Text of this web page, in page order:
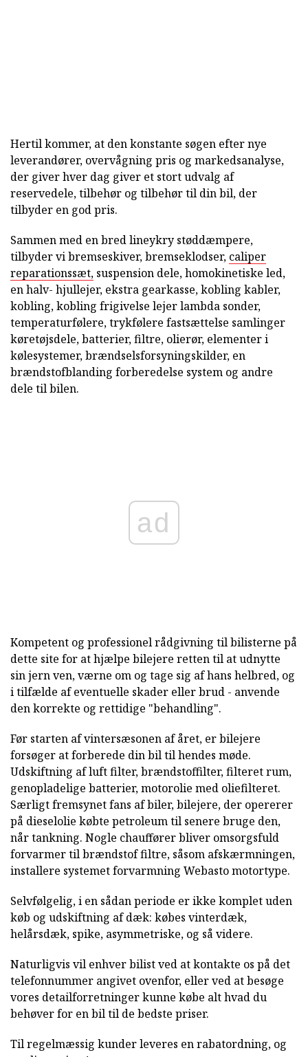
Hertil kommer, at den konstante søgen efter nye
leverandører, overvågning pris og markedsanalyse,
der giver hver dag giver et stort udvalg af
reservedele, tilbehør og tilbehør til din bil, der
tilbyder en god pris.
Sammen med en bred lineykry støddæmpere,
tilbyder vi bremseskiver, bremseklodser, caliper
reparationssæt, suspension dele, homokinetiske led,
en halv- hjullejer, ekstra gearkasse, kobling kabler,
kobling, kobling frigivelse lejer lambda sonder,
temperaturfølere, trykfølere fastsættelse samlinger
køretøjsdele, batterier, filtre, olierør, elementer i
kølesystemer, brændselsforsyningskilder, en
brændstofblanding forberedelse system og andre
dele til bilen.
ad
Kompetent og professionel rådgivning til bilisterne på
dette site for at hjælpe bilejere retten til at udnytte
sin jern ven, værne om og tage sig af hans helbred, og
i tilfælde af eventuelle skader eller brud - anvende
den korrekte og rettidige "behandling".
Før starten af vintersæsonen af året, er bilejere
forsøger at forberede din bil til hendes møde.
Udskiftning af luft filter, brændstoffilter, filteret rum,
genopladelige batterier, motorolie med oliefilteret.
Særligt fremsynet fans af biler, bilejere, der opererer
på dieselolie købte petroleum til senere bruge den,
når tankning. Nogle chauffører bliver omsorgsfuld
forvarmer til brændstof filtre, såsom afskærmningen,
installere systemet forvarmning Webasto motortype.
Selvfølgelig, i en sådan periode er ikke komplet uden
køb og udskiftning af dæk: købes vinterdæk,
helårsdæk, spike, asymmetriske, og så videre.
Naturligvis vil enhver bilist ved at kontakte os på det
telefonnummer angivet ovenfor, eller ved at besøge
vores detailforretninger kunne købe alt hvad du
behøver for en bil til de bedste priser.
Til regelmæssig kunder leveres en rabatordning, og